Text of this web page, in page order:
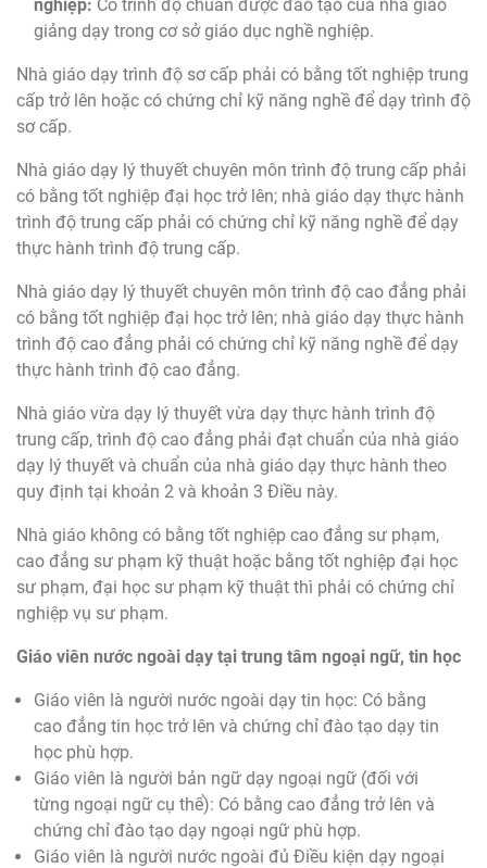
nghiệp: Có trình độ chuẩn được đào tạo của nhà giáo
giảng dạy trong cơ sở giáo dục nghề nghiệp.
Nhà giáo dạy trình độ sơ cấp phải có bằng tốt nghiệp trung
cấp trở lên hoặc có chứng chỉ kỹ năng nghề để dạy trình độ
sơ cấp.
Nhà giáo dạy lý thuyết chuyên môn trình độ trung cấp phải
có bằng tốt nghiệp đại học trở lên; nhà giáo dạy thực hành
trình độ trung cấp phải có chứng chỉ kỹ năng nghề để dạy
thực hành trình độ trung cấp.
Nhà giáo dạy lý thuyết chuyên môn trình độ cao đẳng phải
có bằng tốt nghiệp đại học trở lên; nhà giáo dạy thực hành
trình độ cao đẳng phải có chứng chỉ kỹ năng nghề để dạy
thực hành trình độ cao đẳng.
Nhà giáo vừa dạy lý thuyết vừa dạy thực hành trình độ
trung cấp, trình độ cao đẳng phải đạt chuẩn của nhà giáo
dạy lý thuyết và chuẩn của nhà giáo dạy thực hành theo
quy định tại khoản 2 và khoản 3 Điều này.
Nhà giáo không có bằng tốt nghiệp cao đẳng sư phạm,
cao đẳng sư phạm kỹ thuật hoặc bằng tốt nghiệp đại học
sư phạm, đại học sư phạm kỹ thuật thì phải có chứng chỉ
nghiệp vụ sư phạm.
Giáo viên nước ngoài dạy tại trung tâm ngoại ngữ, tin học
Giáo viên là người nước ngoài dạy tin học: Có bằng
cao đẳng tin học trở lên và chứng chỉ đào tạo dạy tin
học phù hợp.
Giáo viên là người bản ngữ dạy ngoại ngữ (đối với
từng ngoại ngữ cụ thể): Có bằng cao đẳng trở lên và
chứng chỉ đào tạo dạy ngoại ngữ phù hợp.
Giáo viên là người nước ngoài đủ Điều kiện dạy ngoại